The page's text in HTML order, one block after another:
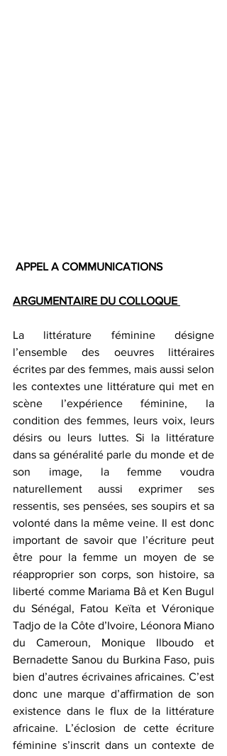
APPEL A COMMUNICATIONS
ARGUMENTAIRE DU COLLOQUE
La littérature féminine désigne
l’ensemble des oeuvres littéraires
écrites par des femmes, mais aussi selon
les contextes une littérature qui met en
scène l’expérience féminine, la
condition des femmes, leurs voix, leurs
désirs ou leurs luttes. Si la littérature
dans sa généralité parle du monde et de
son image, la femme voudra
naturellement aussi exprimer ses
ressentis, ses pensées, ses soupirs et sa
volonté dans la même veine. Il est donc
important de savoir que l’écriture peut
être pour la femme un moyen de se
réapproprier son corps, son histoire, sa
liberté comme Mariama Bâ et Ken Bugul
du Sénégal, Fatou Keïta et Véronique
Tadjo de la Côte d’Ivoire, Léonora Miano
du Cameroun, Monique Ilboudo et
Bernadette Sanou du Burkina Faso, puis
bien d’autres écrivaines africaines. C’est
donc une marque d’affirmation de son
existence dans le flux de la littérature
africaine. L’éclosion de cette écriture
féminine s’inscrit dans un contexte de